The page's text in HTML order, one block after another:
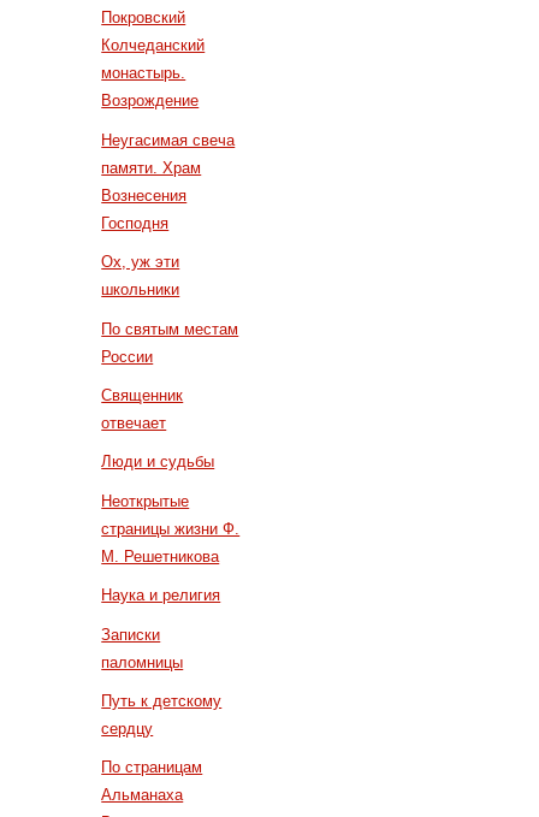
Покровский
Колчеданский
монастырь.
Возрождение
Неугасимая свеча
памяти. Храм
Вознесения
Господня
Ох, уж эти
школьники
По святым местам
России
Священник
отвечает
Люди и судьбы
Неоткрытые
страницы жизни Ф.
М. Решетникова
Наука и религия
Записки
паломницы
Путь к детскому
сердцу
По страницам
Альманаха